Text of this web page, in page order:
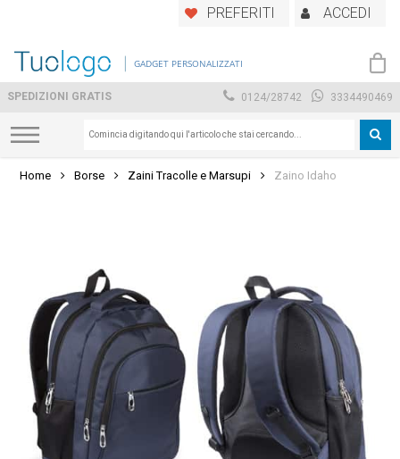
main
PREFERITI ACCEDI
GADGET PERSONALIZZATI
SPEDIZIONI GRATIS 0124/28742 3334490469
Home Borse Zaini Tracolle e Marsupi Zaino Idaho